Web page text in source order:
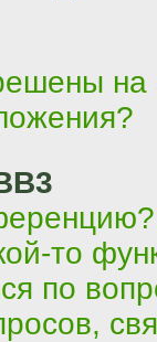
то
по